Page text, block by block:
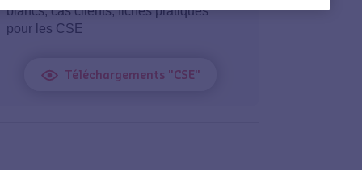
blancs, cas clients, fiches pratiques
pour les CSE
Téléchargements "CSE"